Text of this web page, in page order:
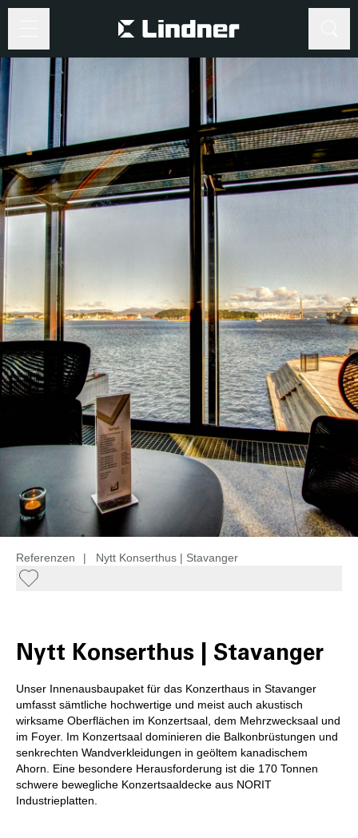
Suche
Suche
Referenzen | Nytt Konserthus | Stavanger
Nytt Konserthus | Stavanger
Unser Innenausbaupaket für das Konzerthaus in Stavanger
umfasst sämtliche hochwertige und meist auch akustisch
wirksame Oberflächen im Konzertsaal, dem Mehrzwecksaal und
im Foyer. Im Konzertsaal dominieren die Balkonbrüstungen und
senkrechten Wandverkleidungen in geöltem kanadischem
Ahorn. Eine besondere Herausforderung ist die 170 Tonnen
schwere bewegliche Konzertsaaldecke aus NORIT
Industrieplatten.